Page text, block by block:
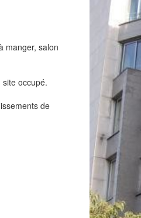
manger, salon
occupé.
de